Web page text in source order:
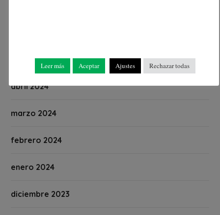
mayo 2024
abril 2024
marzo 2024
febrero 2024
enero 2024
diciembre 2023
Leer más Aceptar Ajustes Rechazar todas